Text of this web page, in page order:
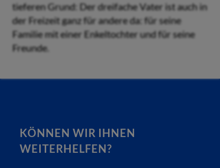
tieferen Grund: Der dreifache Vater ist auch in
der Freizeit ganz für andere da: für seine
Familie mit einer Enkeltochter und für seine
Freunde.
KÖNNEN WIR IHNEN
WEITERHELFEN?